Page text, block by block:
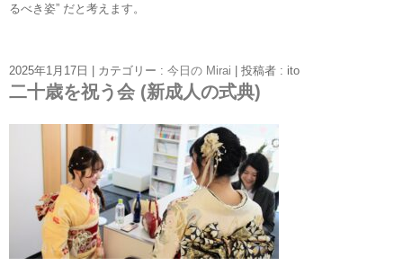
るべき姿” だと考えます。
2025年1月17日 | カテゴリー : 今日の Mirai | 投稿者 : ito
二十歳を祝う会 (新成人の式典)